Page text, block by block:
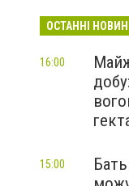
ОСТАННІ
16:00
15:00